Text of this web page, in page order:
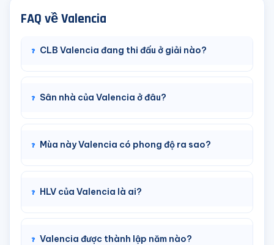
FAQ về Valencia
CLB Valencia đang thi đấu ở giải nào?
Sân nhà của Valencia ở đâu?
Mùa này Valencia có phong độ ra sao?
HLV của Valencia là ai?
Valencia được thành lập năm nào?